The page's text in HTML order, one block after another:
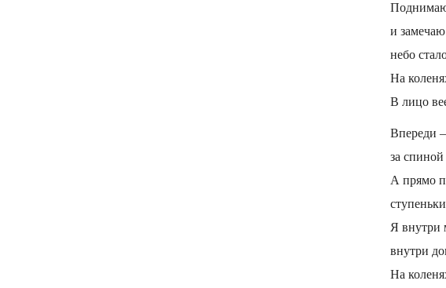
Поднимаю
и
небо
На
В лицо
Впереди
за
А прямо
Я внутри
внутри
На